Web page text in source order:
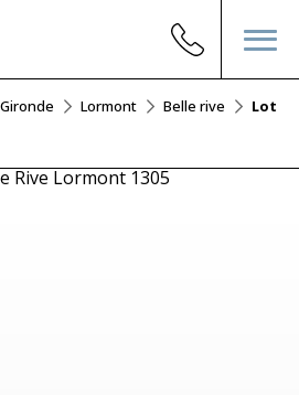
Gironde Lormont Belle rive Lot